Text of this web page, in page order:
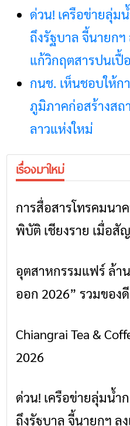
ด่วน! เครือข่ายลุ่ม
ถึงรัฐบาล จี้นายกฯ
แก้วิกฤตสารปนเปื้
กนช. เห็นชอบให้ก
ภูมิภาคก่อสร้างส
ลาวแห่งใหม่
เรื่องมาใหม่
การสื่อสารโทรคมนา
พิบัติ เชียงราย เมื่อ
อุตสาหกรรมแฟร์ ล้า
ออก 2026” รวมของ
เชียงราย พะเยา แพ
พร้อมชมคอนเสิร์ตจา
Chiangrai Tea &
2026
ด่วน! เครือข่ายลุ่มน้ำ
ถึงรัฐบาล จี้นายกฯ ลง